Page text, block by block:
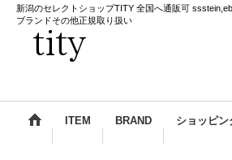
新潟のセレクトショップTITY 全国へ通販可
ブランドその他正規取り扱い
ITEM BRAND ショッピン